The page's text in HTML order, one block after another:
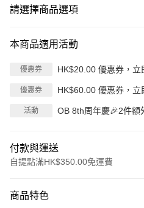
請選擇商品選項
本商品適用活動
優惠券 HK$20.00 優惠券，立
優惠券 HK$60.00 優惠券，立
活動 OB 8th周年慶🎉2件額
付款與運送
自提點滿HK$350.00免運費
信用卡
商品特色